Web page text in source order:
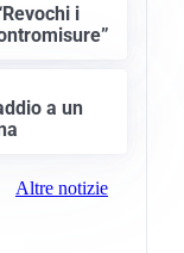
i
a un
Altre notizie